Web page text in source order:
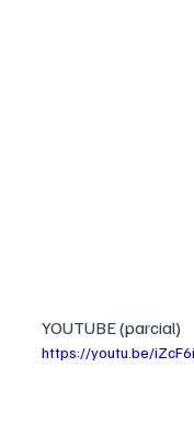
YOUTUBE (parcial)
https://youtu.be/